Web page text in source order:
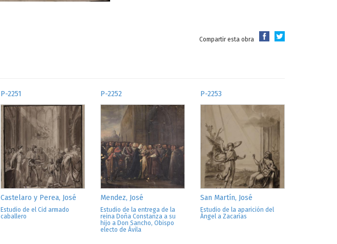
Compartir esta obra
P-2251
Castelaro y Perea, José
Estudio de el Cid armado
caballero
P-2252
Mendez, José
Estudio de la entrega de la
reina Doña Constanza a su
hijo a Don Sancho, Obispo
electo de Ávila
P-2253
San Martín, José
Estudio de la aparición del
Ángel a Zacarías